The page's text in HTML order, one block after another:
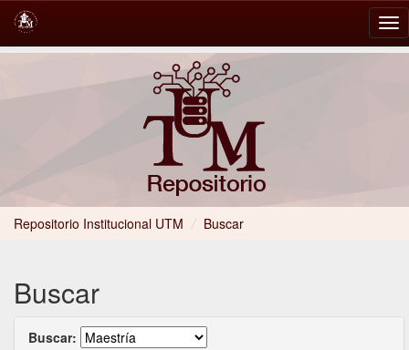
Repositorio Institucional UTM / Buscar
Buscar
Buscar: